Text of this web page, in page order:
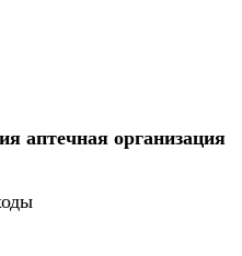
аптечная организация